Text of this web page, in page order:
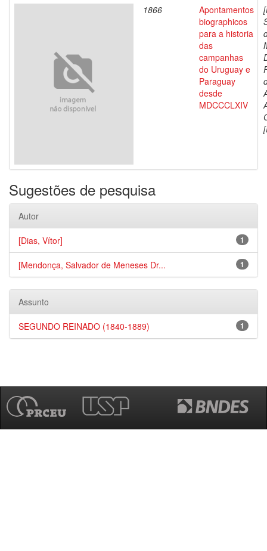
1866
Apontamentos
biographicos
para a historia
das
campanhas
do Uruguay e
Paraguay
desde
MDCCCLXIV
Sugestões de pesquisa
Autor
1
[Dias, Vítor]
1
[Mendonça, Salvador de Meneses Dr...
Assunto
1
SEGUNDO REINADO (1840-1889)